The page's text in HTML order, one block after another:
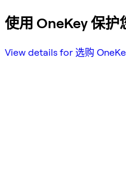
使用 OneKey 保护
View details for 选购